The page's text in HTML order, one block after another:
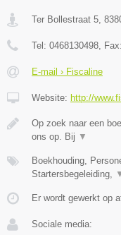
Ter Bollestraat 5,
Tel: 0468130498, Fax:
E-mail › Fiscaline
Website: http://
Op zoek naar een
ons op. Bij ▼
Boekhouding,
Startersbegeleiding,
Er wordt gewerkt op
Sociale media: